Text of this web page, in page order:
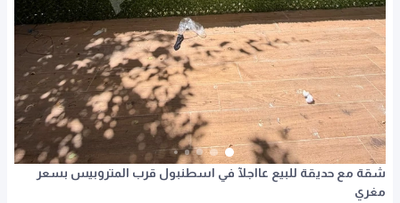
شقة مع حديقة للبيع عااجلآ في اسطنبول قرب المتروبيس بسعر
مغري